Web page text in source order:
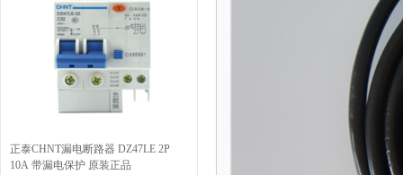
正泰CHNT漏电断路器 DZ47LE 2P
10A 带漏电保护 原装正品